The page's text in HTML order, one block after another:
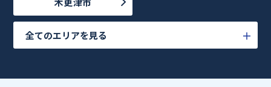
全てのエリアを見る